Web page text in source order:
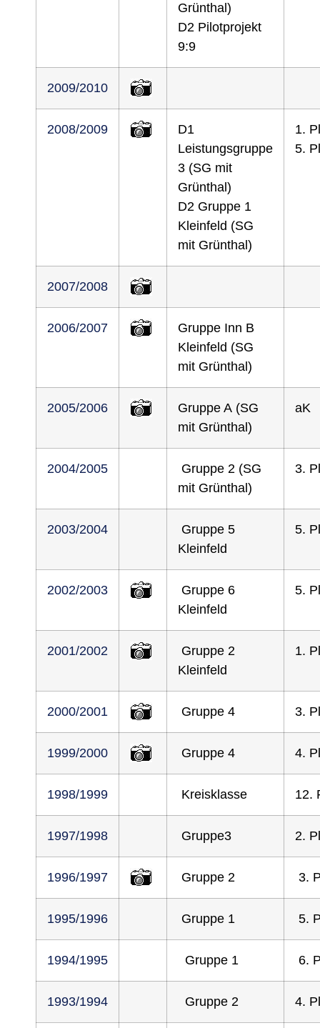
Grünthal)
D2 Pilotprojekt
9:9
2009/2010
2008/2009
D1
Leistungsgruppe
3 (SG mit
Grünthal)
D2 Gruppe 1
Kleinfeld (SG
mit Grünthal)
1.
5.
2007/2008
2006/2007
Gruppe Inn B
Kleinfeld (SG
mit Grünthal)
2005/2006
Gruppe A (SG
mit Grünthal)
aK
2004/2005
Gruppe 2 (SG
mit Grünthal)
3.
2003/2004
Gruppe 5
Kleinfeld
5.
2002/2003
Gruppe 6
Kleinfeld
5.
2001/2002
Gruppe 2
Kleinfeld
1.
2000/2001 Gruppe 4 3.
1999/2000 Gruppe 4 4.
1998/1999 Kreisklasse 12.
1997/1998 Gruppe3 2.
1996/1997 Gruppe 2 3.
1995/1996 Gruppe 1 5.
1994/1995 Gruppe 1 6.
1993/1994 Gruppe 2 4.